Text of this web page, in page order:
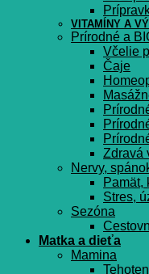
VITAMÍNY A
Prírodné a
Včelie
Čaje
Zdravá
Nervy,
Pamät,
Stres,
Sezóna
Matka a dieťa
Mamina